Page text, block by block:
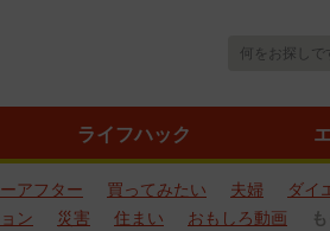
ライフハック
アフター 買ってみたい 夫婦 ダイ
ン 災害 住まい おもしろ動画